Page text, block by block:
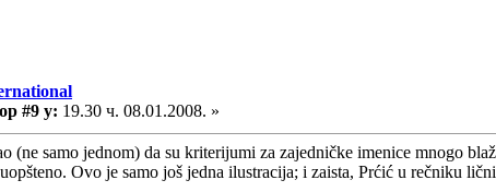
#9 у: 19.30 ч. 08.01.2008. »
(ne samo jednom) da su kriterijumi za zajedničke imenice mnogo
Ovo je samo još jedna ilustracija; i zaista, Prćić u rečniku